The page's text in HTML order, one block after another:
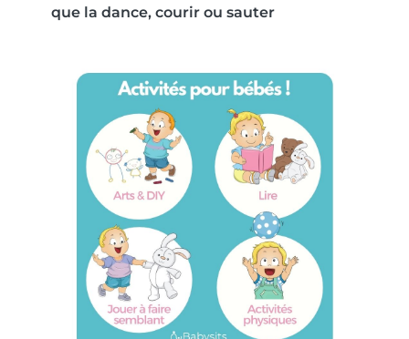
que la dance, courir ou sauter